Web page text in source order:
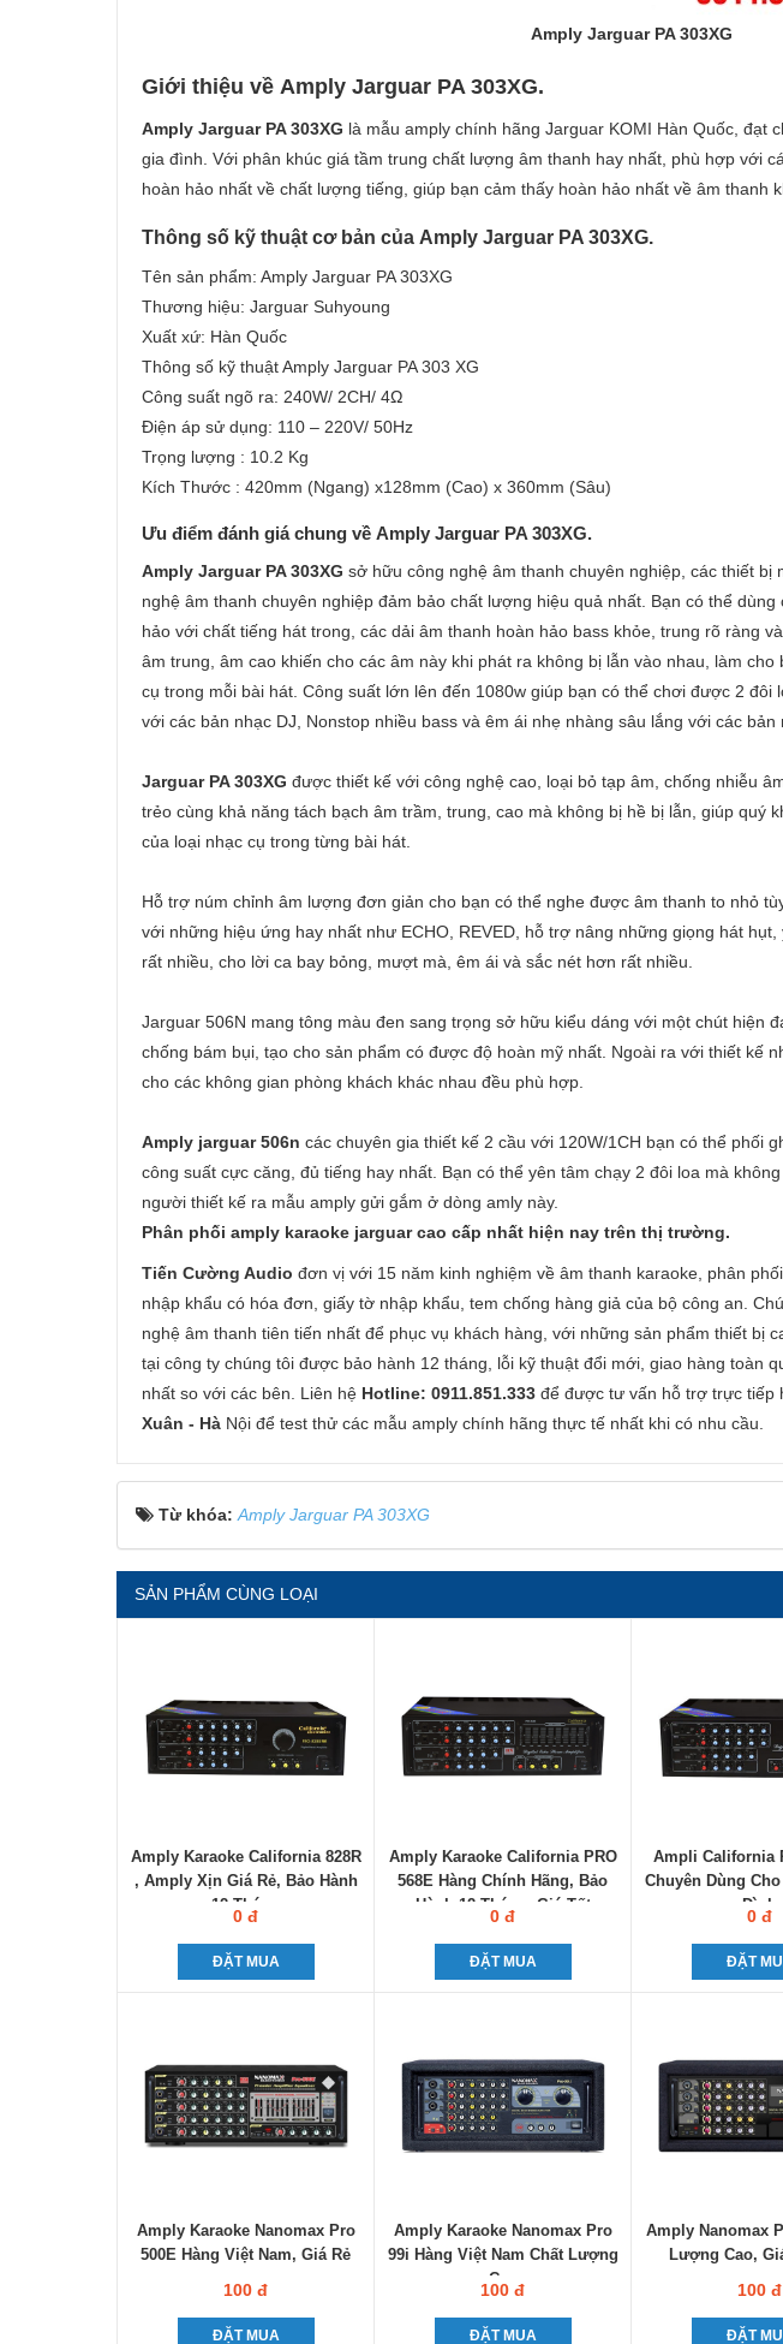
Amply Jarguar PA 303XG
Giới thiệu về Amply Jarguar PA 303XG.
Amply Jarguar PA 303XG là mẫu amply chính hãng Jarguar KOMI Hàn Quốc, đạt
gia đình. Với phân khúc giá tầm trung chất lượng âm thanh hay nhất, phù hợp với
hoàn hảo nhất về chất lượng tiếng, giúp bạn cảm thấy hoàn hảo nhất về âm thanh
Thông số kỹ thuật cơ bản của Amply Jarguar PA 303XG.
Tên sản phẩm: Amply Jarguar PA 303XG
Thương hiệu: Jarguar Suhyoung
Xuất xứ: Hàn Quốc
Thông số kỹ thuật Amply Jarguar PA 303 XG
Công suất ngõ ra: 240W/ 2CH/ 4Ω
Điện áp sử dụng: 110 – 220V/ 50Hz
Trọng lượng : 10.2 Kg
Kích Thước : 420mm (Ngang) x128mm (Cao) x 360mm (Sâu)
Ưu điểm đánh giá chung về Amply Jarguar PA 303XG.
Amply Jarguar PA 303XG sở hữu công nghệ âm thanh chuyên nghiệp, các thiết
nghệ âm thanh chuyên nghiệp đảm bảo chất lượng hiệu quả nhất. Bạn có thể
hảo với chất tiếng hát trong, các dải âm thanh hoàn hảo bass khỏe, trung rõ ràng
âm trung, âm cao khiến cho các âm này khi phát ra không bị lẫn vào nhau, làm
cụ trong mỗi bài hát. Công suất lớn lên đến 1080w giúp bạn có thể chơi được 2 đôi
với các bản nhạc DJ, Nonstop nhiều bass và êm ái nhẹ nhàng sâu lắng với các bản
Jarguar PA 303XG được thiết kế với công nghệ cao, loại bỏ tạp âm, chống nhiễu
trẻo cùng khả năng tách bạch âm trầm, trung, cao mà không bị hề bị lẫn, giúp quý
của loại nhạc cụ trong từng bài hát.
Hỗ trợ núm chỉnh âm lượng đơn giản cho bạn có thể nghe được âm thanh to nhỏ
với những hiệu ứng hay nhất như ECHO, REVED, hỗ trợ nâng những giọng hát
rất nhiều, cho lời ca bay bỏng, mượt mà, êm ái và sắc nét hơn rất nhiều.
Jarguar 506N mang tông màu đen sang trọng sở hữu kiểu dáng với một chút hiện
chống bám bụi, tạo cho sản phẩm có được độ hoàn mỹ nhất. Ngoài ra với thiết kế
cho các không gian phòng khách khác nhau đều phù hợp.
Amply jarguar 506n các chuyên gia thiết kế 2 cầu với 120W/1CH bạn có thể phối
công suất cực căng, đủ tiếng hay nhất. Bạn có thể yên tâm chạy 2 đôi loa mà
người thiết kế ra mẫu amply gửi gắm ở dòng amly này.
Phân phối amply karaoke jarguar cao cấp nhất hiện nay trên thị trường.
Tiến Cường Audio đơn vị với 15 năm kinh nghiệm về âm thanh karaoke, phân
nhập khẩu có hóa đơn, giấy tờ nhập khẩu, tem chống hàng giả của bộ công an.
nghệ âm thanh tiên tiến nhất để phục vụ khách hàng, với những sản phẩm thiết bị
tại công ty chúng tôi được bảo hành 12 tháng, lỗi kỹ thuật đổi mới, giao hàng toàn
nhất so với các bên. Liên hệ Hotline: 0911.851.333 để được tư vấn hỗ trợ trực tiếp
Xuân - Hà Nội để test thử các mẫu amply chính hãng thực tế nhất khi có nhu cầu.
Từ khóa: Amply Jarguar PA 303XG
SẢN PHẨM CÙNG LOẠI
Amply Karaoke California 828R
, Amply Xịn Giá Rẻ, Bảo Hành
12 Tháng
0 đ
ĐẶT MUA
Amply Karaoke California PRO
568E Hàng Chính Hãng, Bảo
Hành 12 Tháng, Giá Tốt
0 đ
ĐẶT MUA
Ampli California
Chuyên Dùng
Đình
0 đ
ĐẶT
Amply Karaoke Nanomax Pro
500E Hàng Việt Nam, Giá Rẻ
100 đ
ĐẶT MUA
Amply Karaoke Nanomax Pro
99i Hàng Việt Nam Chất Lượng
Cao
100 đ
ĐẶT MUA
Amply Nanomax
Lượng Cao,
100 đ
ĐẶT